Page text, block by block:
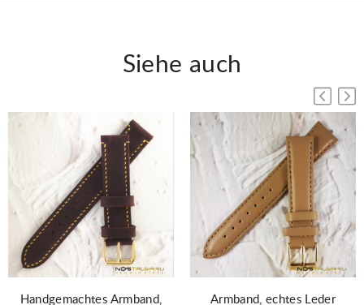
Siehe auch
Handgemachtes Armband,
Armband, echtes Leder